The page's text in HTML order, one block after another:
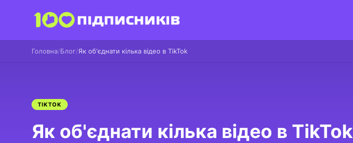
Головна Блог Як об'єднати кілька відео в TikTok
TIKTOK
Як об'єднати кілька відео в TikTok